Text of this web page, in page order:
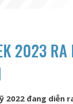
2023
2022 đang diễn